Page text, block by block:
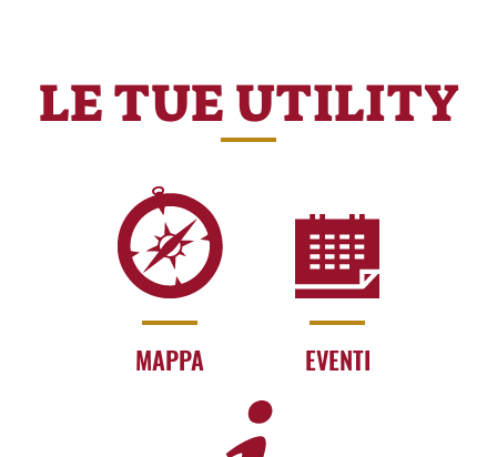
LE TUE UTILITY
MAPPA EVENTI